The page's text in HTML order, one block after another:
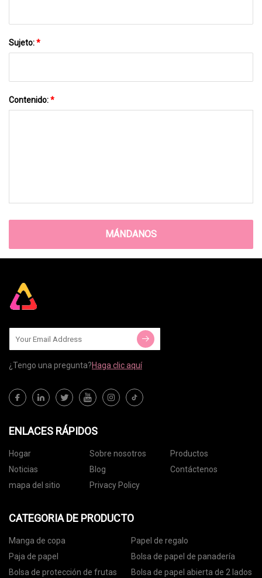
Sujeto:*
Contenido:*
MÁNDANOS
¿Tengo una pregunta?Haga clic aquí
ENLACES RÁPIDOS
Hogar Sobre nosotros
Productos
Noticias
Blog
Contáctenos
mapa del sitio
Privacy Policy
CATEGORIA DE PRODUCTO
Manga de copa
Papel de regalo
Paja de papel
Bolsa de papel de panadería
Bolsa de protección de frutas
Bolsa de papel abierta de 2 lados